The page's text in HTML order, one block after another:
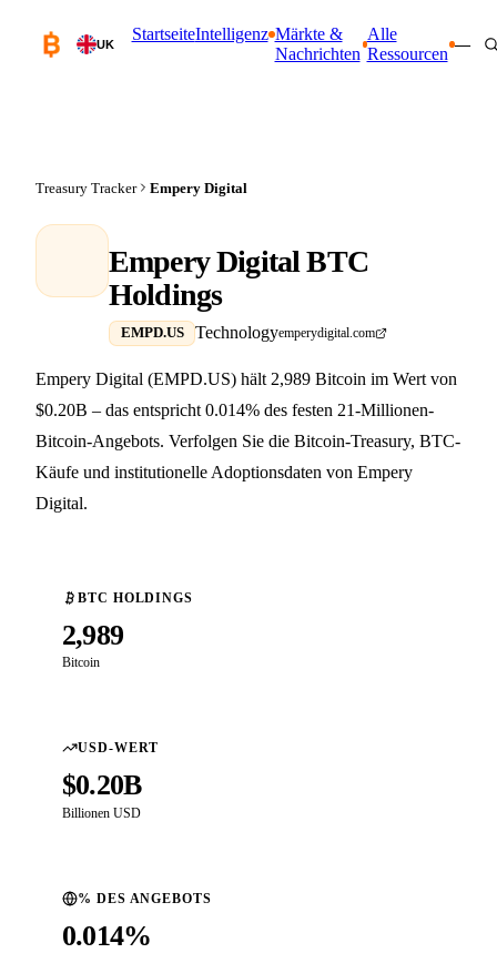
UK
StartseiteIntelligenz Märkte &
Nachrichten
Alle
Ressourcen
—
Treasury Tracker Empery Digital
Empery Digital BTC
Holdings
EMPD.US Technologyemperydigital.com
Empery Digital (EMPD.US) hält 2,989 Bitcoin im Wert von
$0.20B – das entspricht 0.014% des festen 21-Millionen-
Bitcoin-Angebots. Verfolgen Sie die Bitcoin-Treasury, BTC-
Käufe und institutionelle Adoptionsdaten von Empery
Digital.
BTC HOLDINGS
2,989
Bitcoin
USD-WERT
$0.20B
Billionen USD
% DES ANGEBOTS
0.014%